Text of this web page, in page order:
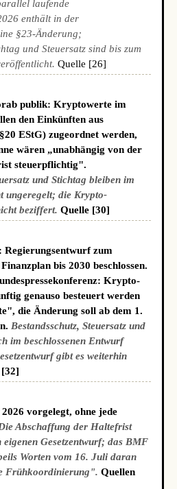
laufende
enthält in der
§23-Änderung;
und Steuersatz sind bis zum
Quelle [26]
publik: Kryptowerte im
den Einkünften aus
EStG) zugeordnet werden,
wären „unabhängig von der
steuerpflichtig".
und Stichtag bleiben im
ungeregelt; die Krypto-
beziffert. Quelle [30]
Regierungsentwurf zum
bis 2030 beschlossen.
Krypto-
genauso besteuert werden
die Änderung soll ab dem 1.
Bestandsschutz, Steuersatz und
im beschlossenen Entwurf
gibt es weiterhin
vorgelegt, ohne jede
Abschaffung der Haltefrist
Gesetzentwurf; das BMF
Worten vom 16. Juli daran
Frühkoordinierung". Quellen